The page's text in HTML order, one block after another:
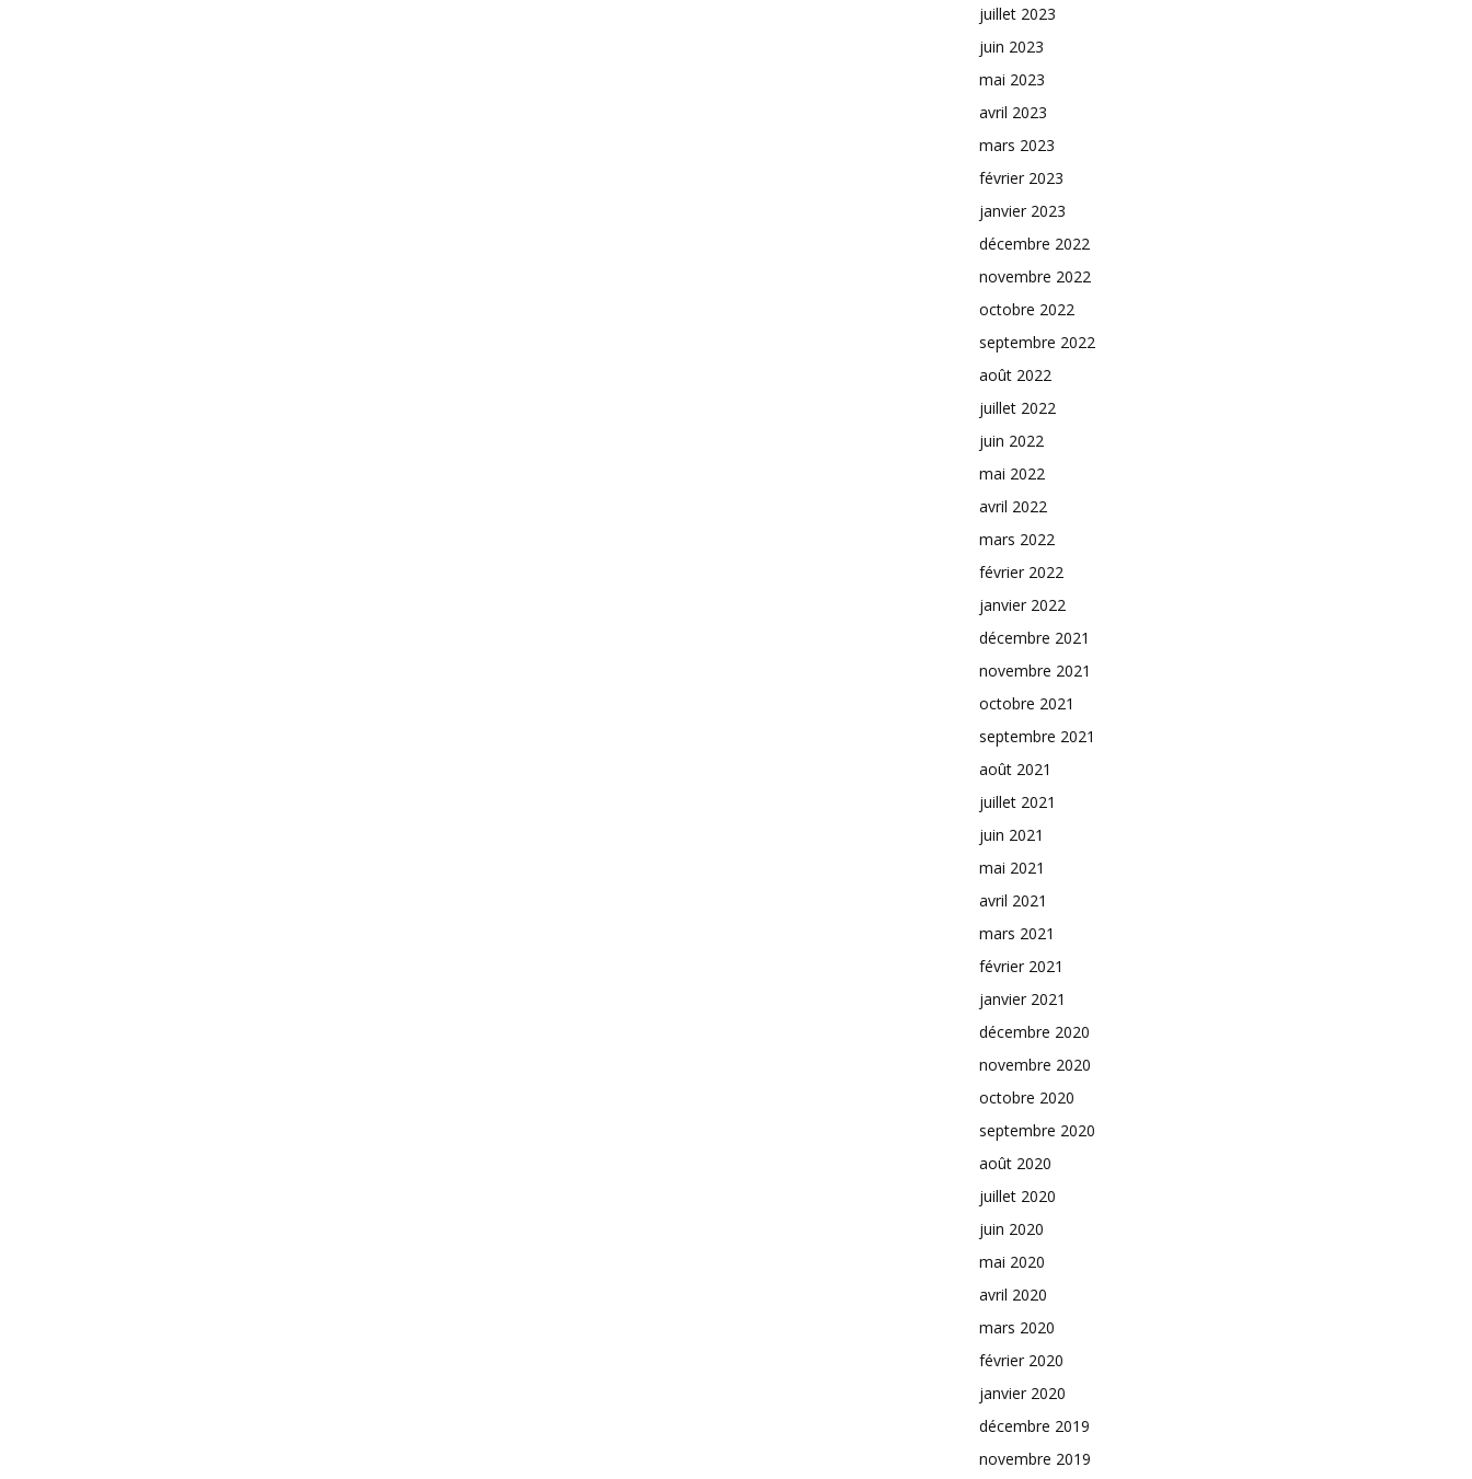
juillet 2023
juin 2023
mai 2023
avril 2023
mars 2023
février 2023
janvier 2023
décembre 2022
novembre 2022
octobre 2022
septembre 2022
août 2022
juillet 2022
juin 2022
mai 2022
avril 2022
mars 2022
février 2022
janvier 2022
décembre 2021
novembre 2021
octobre 2021
septembre 2021
août 2021
juillet 2021
juin 2021
mai 2021
avril 2021
mars 2021
février 2021
janvier 2021
décembre 2020
novembre 2020
octobre 2020
septembre 2020
août 2020
juillet 2020
juin 2020
mai 2020
avril 2020
mars 2020
février 2020
janvier 2020
décembre 2019
novembre 2019